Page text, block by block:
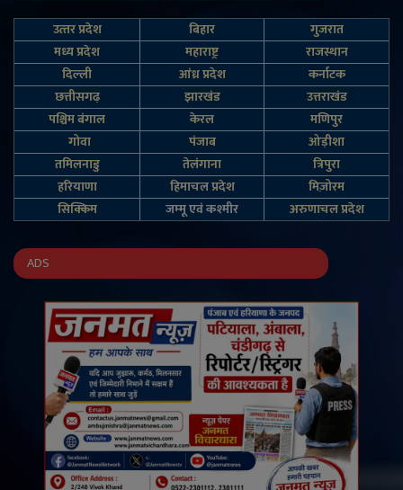
उत्‍तर प्रदेश बिहार
गुजरात
मध्य प्रदेश
महाराष्ट्र
राजस्थान
दिल्‍ली
आंध्र प्रदेश
कर्नाटक
छत्तीसगढ़
झारखंड
उत्तराखंड
पश्चिम बंगाल
केरल
मणिपुर
गोवा
पंजाब
ओड़ीशा
तमिलनाडु
तेलंगाना
त्रिपुरा
हरियाणा
हिमाचल प्रदेश
मिज़ोरम
सिक्किम
जम्‍मू एवं कश्‍मीर अरुणाचल प्रदेश
ADS